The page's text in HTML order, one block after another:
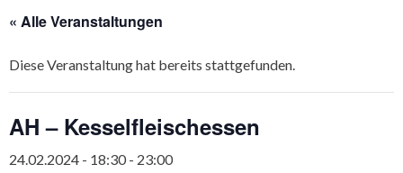
« Alle Veranstaltungen
Diese Veranstaltung hat bereits stattgefunden.
AH – Kesselfleischessen
24.02.2024 - 18:30- 23:00